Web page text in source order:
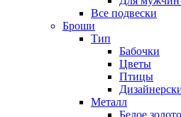
Все подвески
Броши
Тип
Бабочки
Цветы
Птицы
Металл
Белое золото